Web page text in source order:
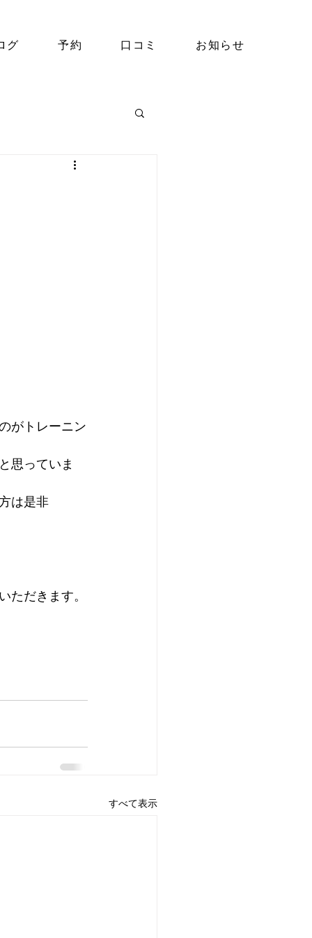
グ 予約 口コミ お知らせ
がトレーニン
思っていま
は是非
ただきます。
すべて表示